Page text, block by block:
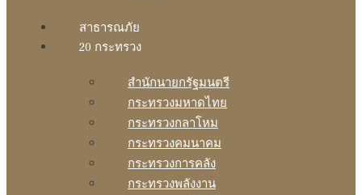
สาธารณภัย
20 กระทรวง
สํานักนายกรัฐมนตรี
กระทรวงมหาดไทย
กระทรวงกลาโหม
กระทรวงคมนาคม
กระทรวงการคลัง
กระทรวงพลังงาน